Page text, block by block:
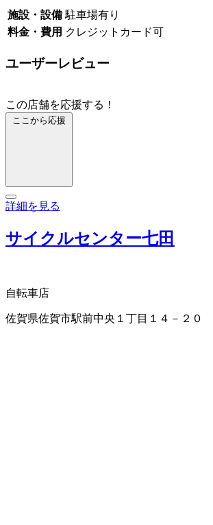
施設・設備 駐車場有り
料金・費用 クレジットカード可
ユーザーレビュー
この店舗を応援する！
ここから応援
詳細を見る
サイクルセンター七田
自転車店
佐賀県佐賀市駅前中央１丁目１４－２０